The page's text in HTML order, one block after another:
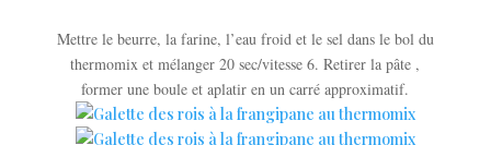
Mettre le beurre, la farine, l’eau froid et le sel dans le bol du
thermomix et mélanger 20 sec/vitesse 6. Retirer la pâte ,
former une boule et aplatir en un carré approximatif.